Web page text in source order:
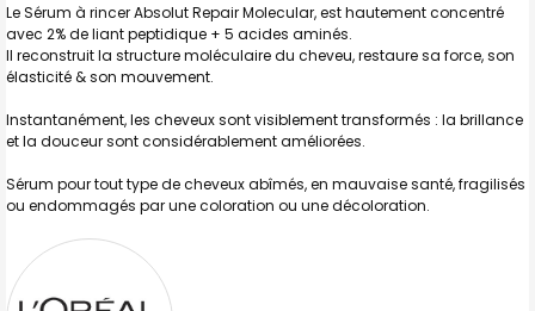
Le Sérum à rincer Absolut Repair Molecular, est hautement concentré
avec 2% de liant peptidique + 5 acides aminés.
Il reconstruit la structure moléculaire du cheveu, restaure sa force, son
élasticité & son mouvement.
Instantanément, les cheveux sont visiblement transformés : la brillance
et la douceur sont considérablement améliorées.
Sérum pour tout type de cheveux abîmés, en mauvaise santé, fragilisés
ou endommagés par une coloration ou une décoloration.